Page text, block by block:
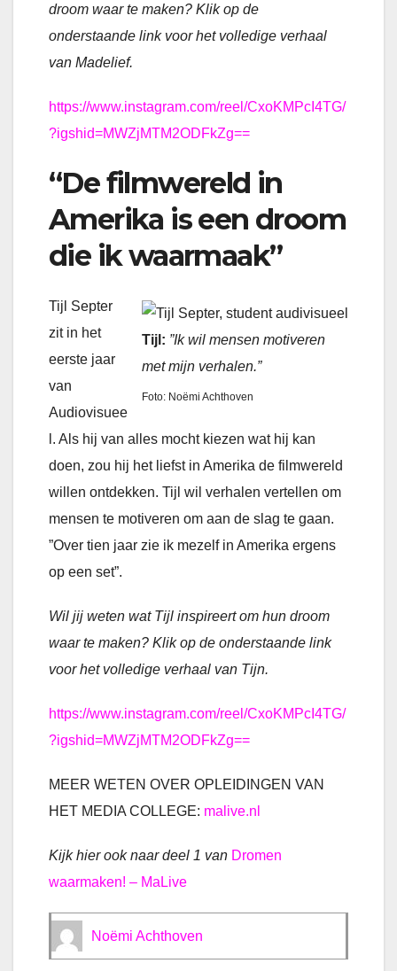
droom waar te maken? Klik op de
onderstaande link voor het volledige verhaal
van Madelief.
https://www.instagram.com/reel/CxoKMPcI4TG/
?igshid=MWZjMTM2ODFkZg==
“De filmwereld in
Amerika is een droom
die ik waarmaak”
Tijl: ”Ik wil mensen motiveren
met mijn verhalen.”
Foto: Noëmi Achthoven
Tijl Septer
zit in het
eerste jaar
van
Audiovisuee
l. Als hij van alles mocht kiezen wat hij kan
doen, zou hij het liefst in Amerika de filmwereld
willen ontdekken. Tijl wil verhalen vertellen om
mensen te motiveren om aan de slag te gaan.
”Over tien jaar zie ik mezelf in Amerika ergens
op een set”.
Wil jij weten wat Tijl inspireert om hun droom
waar te maken? Klik op de onderstaande link
voor het volledige verhaal van Tijn.
https://www.instagram.com/reel/CxoKMPcI4TG/
?igshid=MWZjMTM2ODFkZg==
MEER WETEN OVER OPLEIDINGEN VAN
HET MEDIA COLLEGE: malive.nl
Kijk hier ook naar deel 1 van Dromen
waarmaken! – MaLive
Noëmi Achthoven